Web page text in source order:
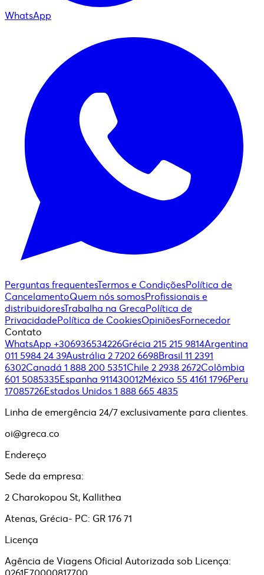
WhatsApp
Perguntas frequentesTermos e CondiçõesPolítica de
CancelamentoQuem nós somosProfissionais e
distribuidoresTrabalha na GrecaPolítica de
PrivacidadePolítica de CookiesOpiniõesFornecedor
Contato
WhatsApp +306936534226Grécia 215 215 9814Argentina
011 5984 24 39Austrália 2 7202 6698Brasil 11 2391
6302Canadá 1 888 200 5351Chile 2 2938 2672Colômbia
601 5085335Espanha 911430012México 55 4161 1796Peru
17085726Estados Unidos 1 888 665 4835
Linha de emergência 24/7 exclusivamente para clientes.
oi@greca.co
Endereço
Sede da empresa:
2 Charokopou St, Kallithea
Atenas, Grécia- PC: GR 176 71
Licença
Agência de Viagens Oficial Autorizada sob Licença:
0261E70000817700